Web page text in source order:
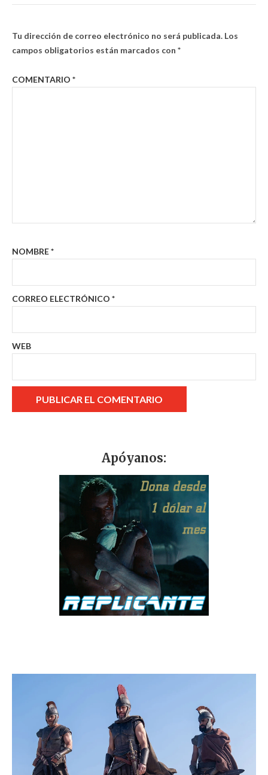
Tu dirección de correo electrónico no será publicada. Los
campos obligatorios están marcados con *
COMENTARIO *
NOMBRE*
CORREO ELECTRÓNICO *
WEB
Apóyanos: